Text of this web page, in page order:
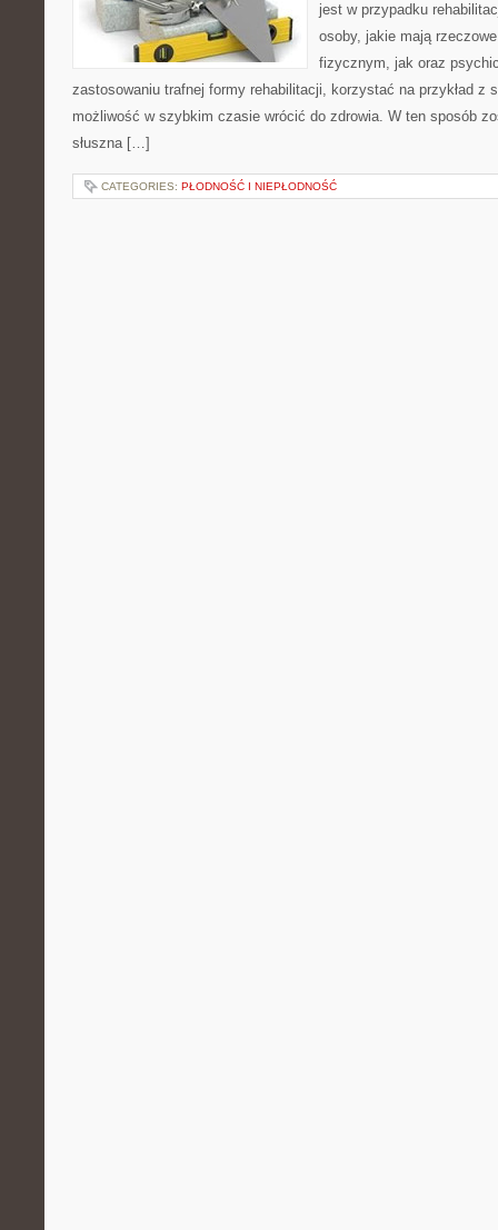
jest w przypadku
osoby, jakie mają
fizycznym, jak oraz
zastosowaniu trafnej formy rehabilitacji, korzystać na przykład z
możliwość w szybkim czasie wrócić do zdrowia. W ten sposób
słuszna […]
CATEGORIES: PŁODNOŚĆ I NIEPŁODNOŚĆ